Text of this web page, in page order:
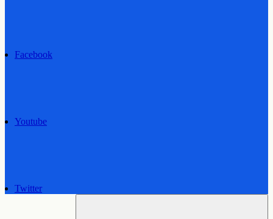
Facebook
Youtube
Twitter